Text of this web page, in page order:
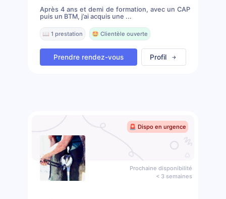
Après 4 ans et demi de formation, avec un CAP
puis un BTM, j’ai acquis une ...
📖 1 prestation 🤩 Clientèle ouverte
Prendre rendez-vous Profil
🚨 Dispo en urgence
Prochaine disponibilité
< 3 semaines